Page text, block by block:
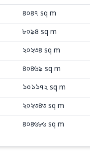
৪০৪৭ sq m
৮০৯৪ sq m
২০২৩৪ sq m
৪০৪৬৯ sq m
১০১১৭২ sq m
২০২৩৪৩ sq m
৪০৪৬৮৬ sq m